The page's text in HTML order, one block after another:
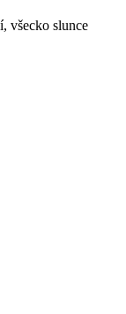
všecko slunce